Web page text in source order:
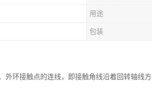
用途
包装
外环接触点的连线，即接触角线沿着回转轴线